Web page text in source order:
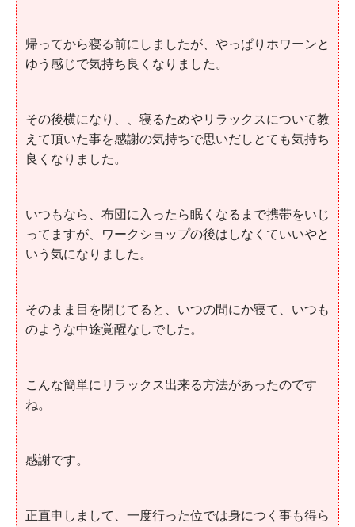
帰ってから寝る前にしましたが、やっぱりホワーンと
ゆう感じで気持ち良くなりました。
その後横になり、、寝るためやリラックスについて教
えて頂いた事を感謝の気持ちで思いだしとても気持ち
良くなりました。
いつもなら、布団に入ったら眠くなるまで携帯をいじ
ってますが、ワークショップの後はしなくていいやと
いう気になりました。
そのまま目を閉じてると、いつの間にか寝て、いつも
のような中途覚醒なしでした。
こんな簡単にリラックス出来る方法があったのです
ね。
感謝です。
正直申しまして、一度行った位では身につく事も得ら